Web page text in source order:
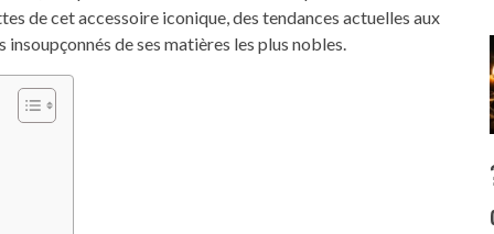
de cet accessoire iconique, des tendances actuelles aux
de ses matières les plus nobles.